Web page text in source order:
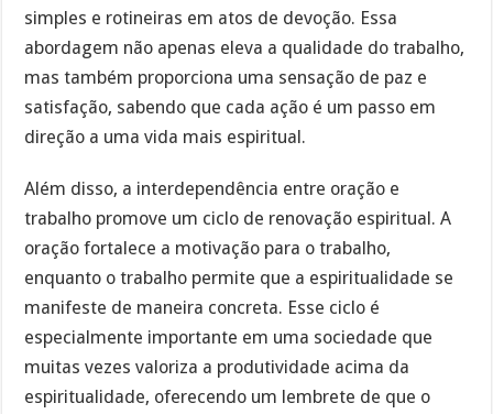
simples e rotineiras em atos de devoção. Essa
abordagem não apenas eleva a qualidade do trabalho,
mas também proporciona uma sensação de paz e
satisfação, sabendo que cada ação é um passo em
direção a uma vida mais espiritual.
Além disso, a interdependência entre oração e
trabalho promove um ciclo de renovação espiritual. A
oração fortalece a motivação para o trabalho,
enquanto o trabalho permite que a espiritualidade se
manifeste de maneira concreta. Esse ciclo é
especialmente importante em uma sociedade que
muitas vezes valoriza a produtividade acima da
espiritualidade, oferecendo um lembrete de que o